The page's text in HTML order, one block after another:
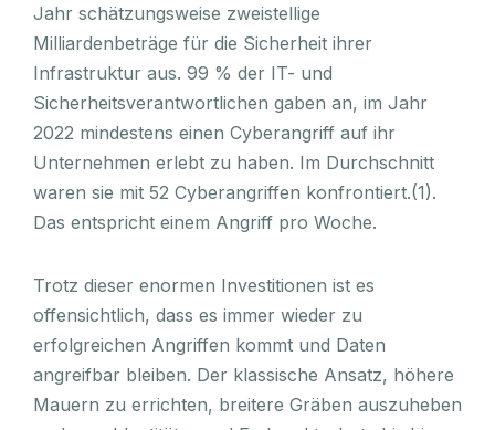
Jahr schätzungsweise zweistellige
Milliardenbeträge für die Sicherheit ihrer
Infrastruktur aus. 99 % der IT- und
Sicherheitsverantwortlichen gaben an, im Jahr
2022 mindestens einen Cyberangriff auf ihr
Unternehmen erlebt zu haben. Im Durchschnitt
waren sie mit 52 Cyberangriffen konfrontiert.(1).
Das entspricht einem Angriff pro Woche.
Trotz dieser enormen Investitionen ist es
offensichtlich, dass es immer wieder zu
erfolgreichen Angriffen kommt und Daten
angreifbar bleiben. Der klassische Ansatz, höhere
Mauern zu errichten, breitere Gräben auszuheben